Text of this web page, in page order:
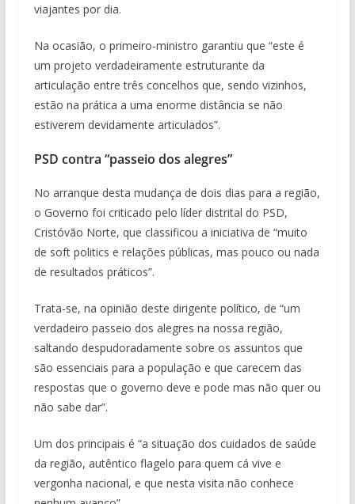
viajantes por dia.
Na ocasião, o primeiro-ministro garantiu que “este é
um projeto verdadeiramente estruturante da
articulação entre três concelhos que, sendo vizinhos,
estão na prática a uma enorme distância se não
estiverem devidamente articulados”.
PSD contra “passeio dos alegres”
No arranque desta mudança de dois dias para a região,
o Governo foi criticado pelo líder distrital do PSD,
Cristóvão Norte, que classificou a iniciativa de “muito
de soft politics e relações públicas, mas pouco ou nada
de resultados práticos”.
Trata-se, na opinião deste dirigente político, de “um
verdadeiro passeio dos alegres na nossa região,
saltando despudoradamente sobre os assuntos que
são essenciais para a população e que carecem das
respostas que o governo deve e pode mas não quer ou
não sabe dar”.
Um dos principais é “a situação dos cuidados de saúde
da região, autêntico flagelo para quem cá vive e
vergonha nacional, e que nesta visita não conhece